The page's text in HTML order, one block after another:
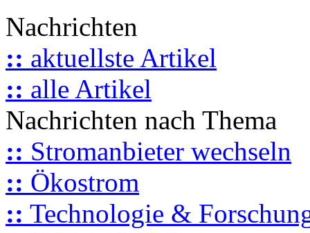
Nachrichten
:: aktuellste Artikel
:: alle Artikel
Nachrichten nach Thema
:: Stromanbieter wechseln
:: Ökostrom
:: Technologie &